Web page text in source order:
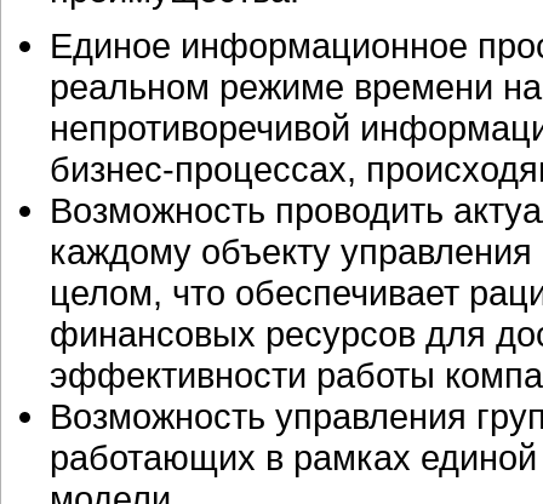
Единое информационное
реальном режиме времени
непротиворечивой
бизнес-процессах,
Возможность проводить
каждому объекту
целом, что обеспечивает
финансовых ресурсов для
эффективности работы
Возможность управления
работающих в рамках единой